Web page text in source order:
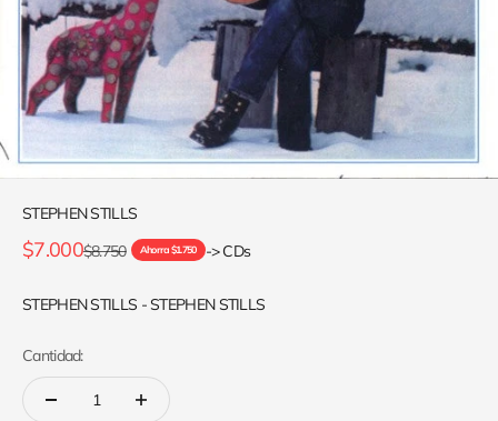
STEPHEN STILLS
Precio de oferta
$7.000Precio normal
$8.750 Ahorra $1.750 -> CDs
STEPHEN STILLS - STEPHEN STILLS
Cantidad: